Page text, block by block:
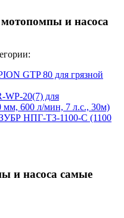
и насоса
GTP 80 для грязной
WP-20(7) для
мм, 600 л/мин, 7 л.с., 30м)
НПГ-Т3-1100-С (1100
и насоса самые